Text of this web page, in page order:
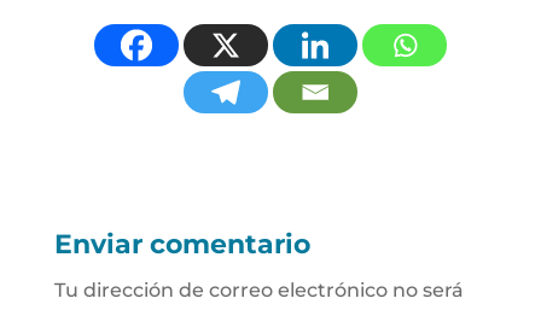
Enviar comentario
Tu dirección de correo electrónico no será